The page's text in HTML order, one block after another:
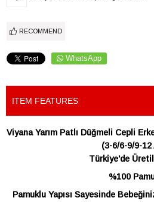
RECOMMEND
WhatsApp
ITEM FEATURES
Viyana Yarım Patlı Düğmeli Cepli
(3-6/6-9/9-12
Türkiye'de
%100
Pamuklu Yapısı Sayesinde